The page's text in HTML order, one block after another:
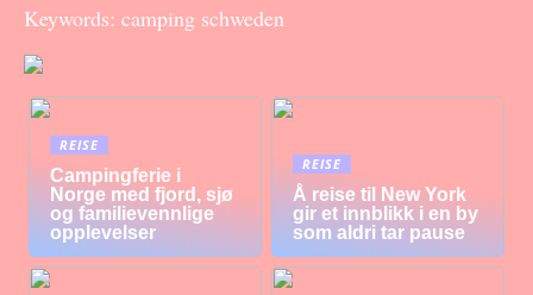
Keywords: camping schweden
REISE
Campingferie i
Norge med fjord, sjø
og familievennlige
opplevelser
REISE
Å reise til New York
gir et innblikk i en by
som aldri tar pause